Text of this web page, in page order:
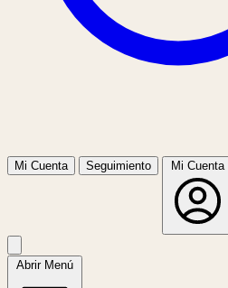
Mi Cuenta Seguimiento Mi Cuenta
Abrir Menú